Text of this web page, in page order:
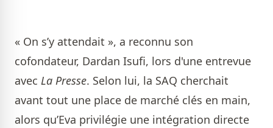
« On s’y attendait », a reconnu son
cofondateur, Dardan Isufi, lors d'une entrevue
avec La Presse. Selon lui, la SAQ cherchait
avant tout une place de marché clés en main,
alors qu’Eva privilégie une intégration directe